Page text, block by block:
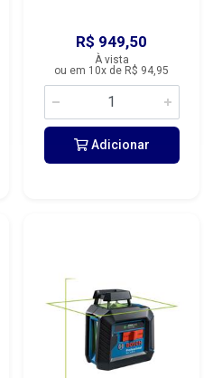
R$ 949,50
À vista
ou em 10x de R$ 94,95
Adicionar